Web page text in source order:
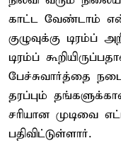
காட்ட வேண்டாம்
குழுவுக்கு டிரம்ப்
டிரம்ப்
பேச்சுவார்த்தை
தரப்பும்
சரியான முடிவை
பதிவிட்டுள்ளார்.